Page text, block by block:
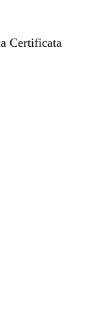
Certificata